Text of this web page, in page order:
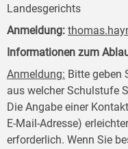
Landesgerichts
Anmeldung:
Informationen zum
Anmeldung: Bitte geben
aus welcher Schulstufe
Die Angabe einer
E-Mail-Adresse)
erforderlich. Wenn Sie